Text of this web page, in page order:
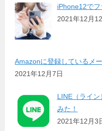
iPhone12でフ
2021年12月
Amazonに登録しているメ
2021年12月7日
LINE（ライ
みた！
2021年12月3